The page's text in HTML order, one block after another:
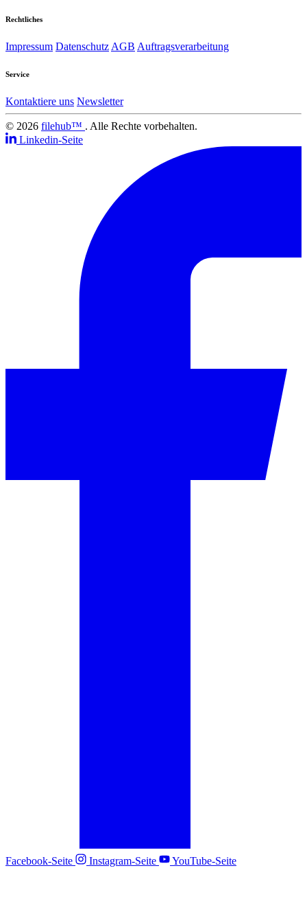
Rechtliches
Impressum Datenschutz AGB Auftragsverarbeitung
Service
Kontaktiere uns Newsletter
© 2026 filehub™ . Alle Rechte vorbehalten.
Linkedin-Seite
Facebook-Seite Instagram-Seite YouTube-Seite